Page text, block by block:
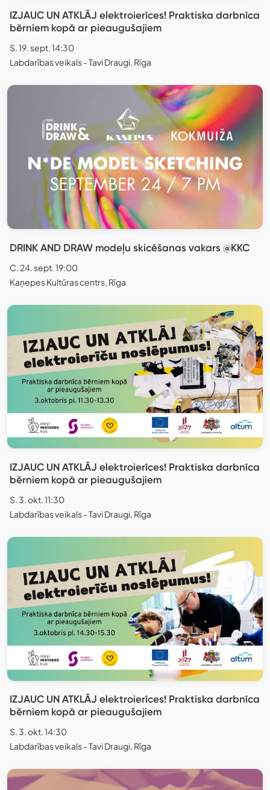
IZJAUC UN ATKLĀJ elektroierīces! Praktiska darbnīca
bērniem kopā ar pieaugušajiem
S. 19. sept. 14:30
Labdarības veikals - Tavi Draugi, Rīga
DRINK AND DRAW modeļu skicēšanas vakars @KKC
C. 24. sept. 19:00
Kaņepes Kultūras centrs, Rīga
IZJAUC UN ATKLĀJ elektroierīces! Praktiska darbnīca
bērniem kopā ar pieaugušajiem
S. 3. okt. 11:30
Labdarības veikals - Tavi Draugi, Rīga
IZJAUC UN ATKLĀJ elektroierīces! Praktiska darbnīca
bērniem kopā ar pieaugušajiem
S. 3. okt. 14:30
Labdarības veikals - Tavi Draugi, Rīga